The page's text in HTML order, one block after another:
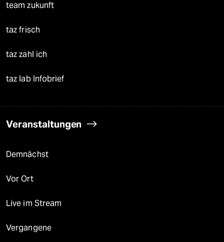
team zukunft
taz frisch
taz zahl ich
taz lab Infobrief
Veranstaltungen
Demnächst
Vor Ort
Live im Stream
Vergangene